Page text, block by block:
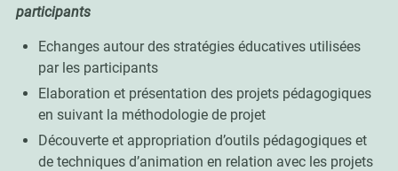
participants
Echanges autour des stratégies éducatives utilisées
par les participants
Elaboration et présentation des projets pédagogiques
en suivant la méthodologie de projet
Découverte et appropriation d’outils pédagogiques et
de techniques d’animation en relation avec les projets